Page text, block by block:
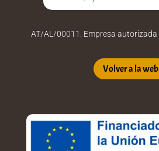
AT/AL/00011. Empresa autorizada
Volver a la web